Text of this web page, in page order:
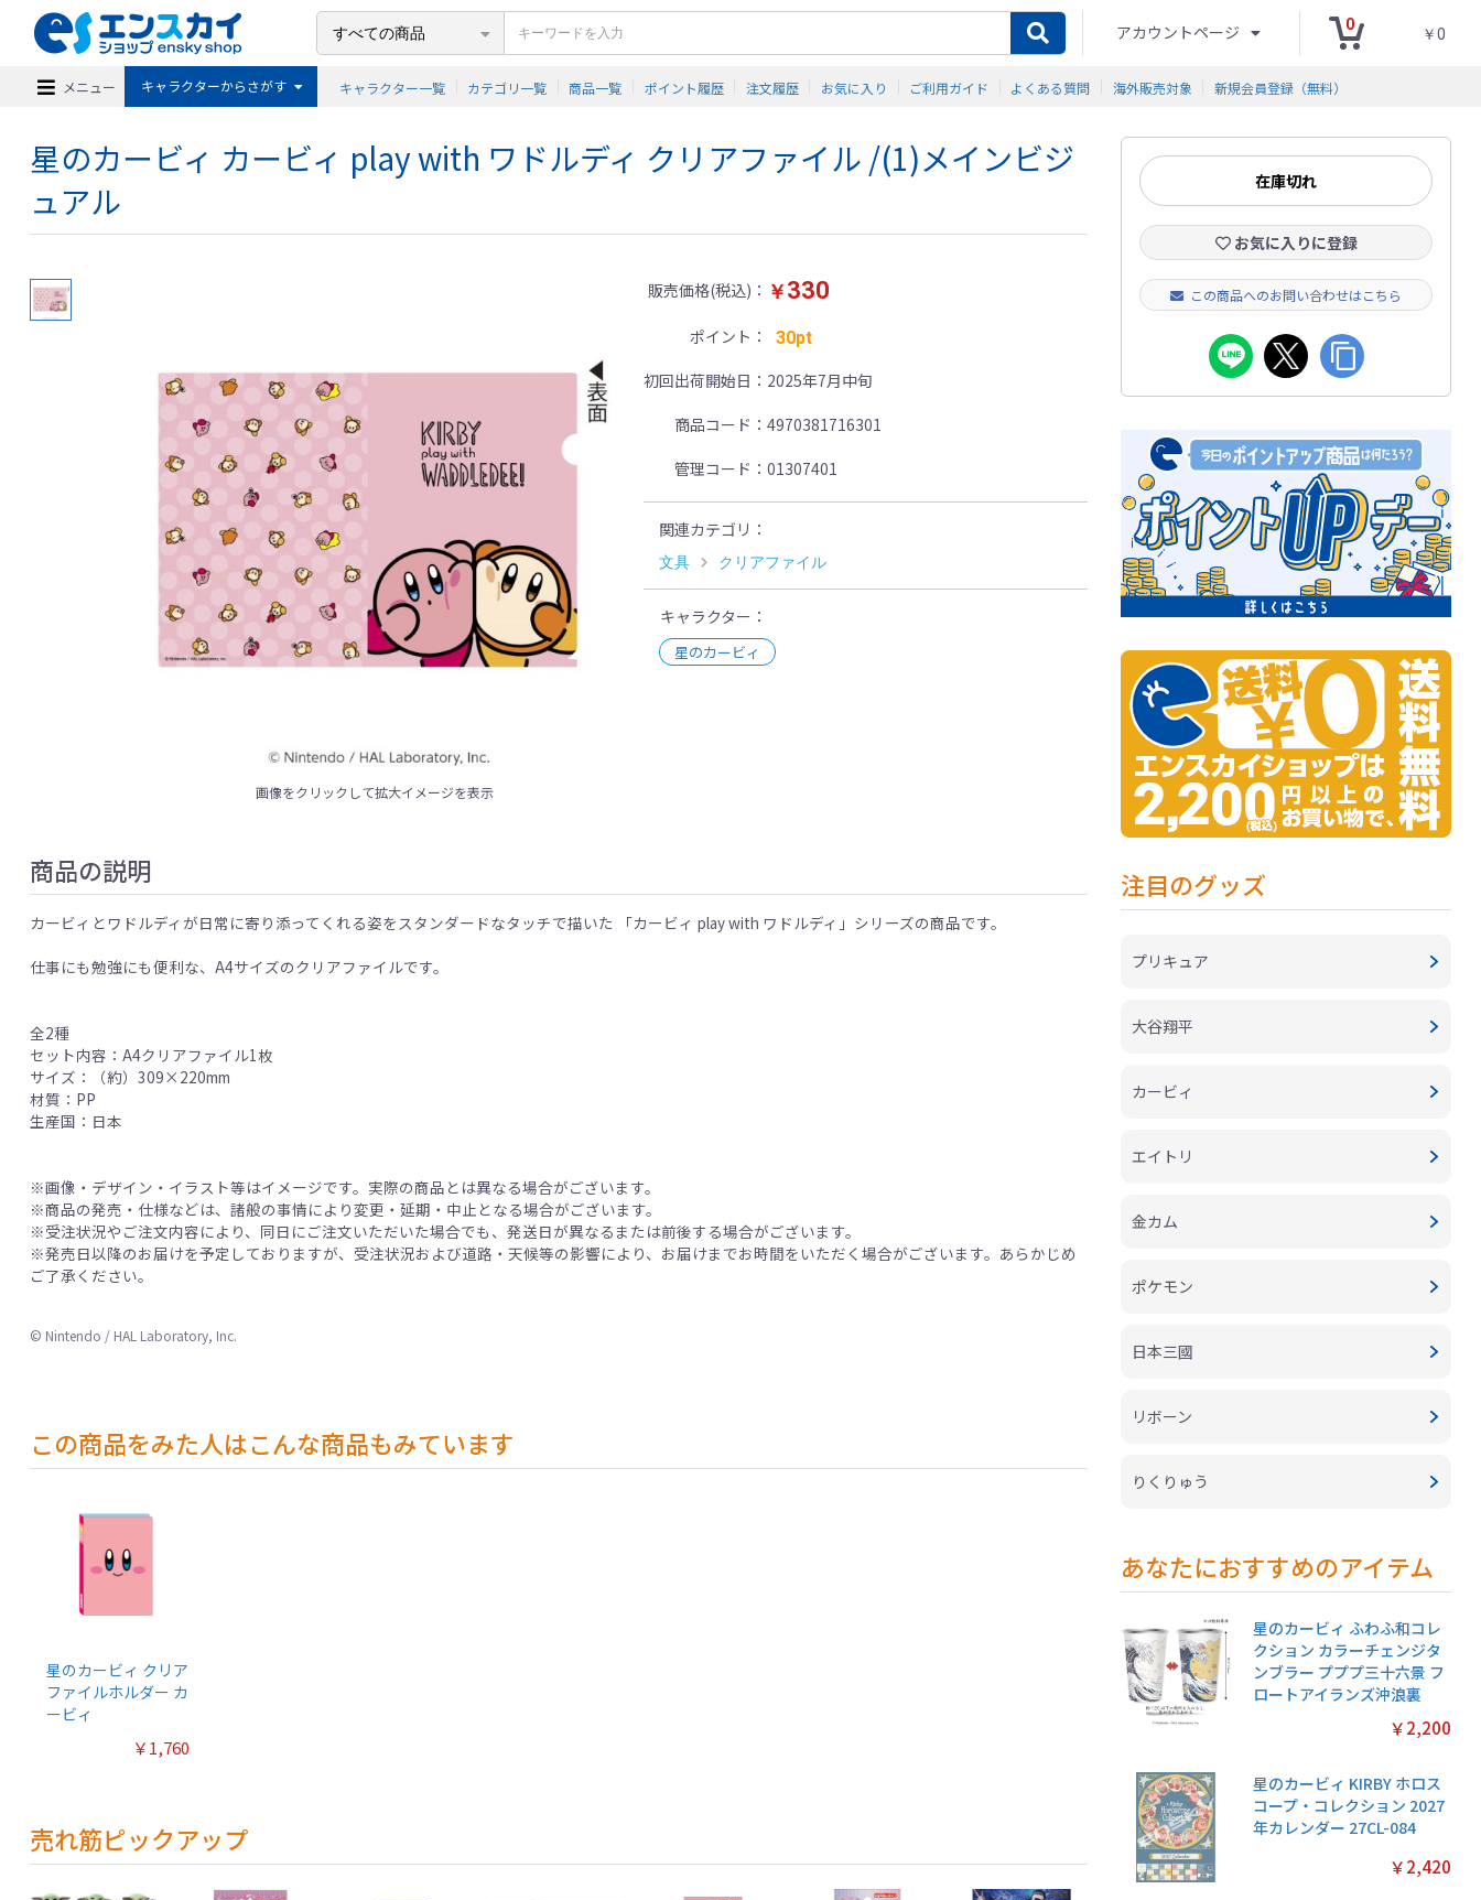
アカウントページ 0
￥0
メニュー キャラクターからさがす キャラクター一覧 カテゴリ一覧 商品一覧 ポイント履歴 注文履歴 お気に入り ご利用ガイド よくある質問 海外販売対象 新規会員登録（無料）
星のカービィ カービィ play with ワドルディ クリアファイル /(1)メインビジ
ュアル
画像をクリックして拡大イメージを表示
販売価格(税込) ￥330
ポイント 30pt
初回出荷開始日
2025年7月中旬
商品コード
4970381716301
管理コード
01307401
関連カテゴリ
文具 クリアファイル
キャラクター
星のカービィ
商品の説明
カービィとワドルディが日常に寄り添ってくれる姿をスタンダードなタッチで描いた 「カービィ play with ワドルディ」シリーズの商品です。
仕事にも勉強にも便利な、A4サイズのクリアファイルです。
全2種
セット内容：A4クリアファイル1枚
サイズ：（約）309×220mm
材質：PP
生産国：日本
※画像・デザイン・イラスト等はイメージです。実際の商品とは異なる場合がございます。
※商品の発売・仕様などは、諸般の事情により変更・延期・中止となる場合がございます。
※受注状況やご注文内容により、同日にご注文いただいた場合でも、発送日が異なるまたは前後する場合がございます。
※発売日以降のお届けを予定しておりますが、受注状況および道路・天候等の影響により、お届けまでお時間をいただく場合がございます。あらかじめ
ご了承ください。
© Nintendo / HAL Laboratory, Inc.
この商品をみた人はこんな商品もみています
星のカービィ クリア
ファイルホルダー カ
ービィ
￥1,760
売れ筋ピックアップ
在庫切れ
お気に入りに登録
この商品へのお問い合わせはこちら
注目のグッズ
プリキュア
大谷翔平
カービィ
エイトリ
金カム
ポケモン
日本三國
リボーン
りくりゅう
あなたにおすすめのアイテム
星のカービィ ふわふ和コレ
クション カラーチェンジタ
ンブラー プププ三十六景 フ
ロートアイランズ沖浪裏
￥2,200
星のカービィ KIRBY ホロス
コープ・コレクション 2027
年カレンダー 27CL-084
￥2,420